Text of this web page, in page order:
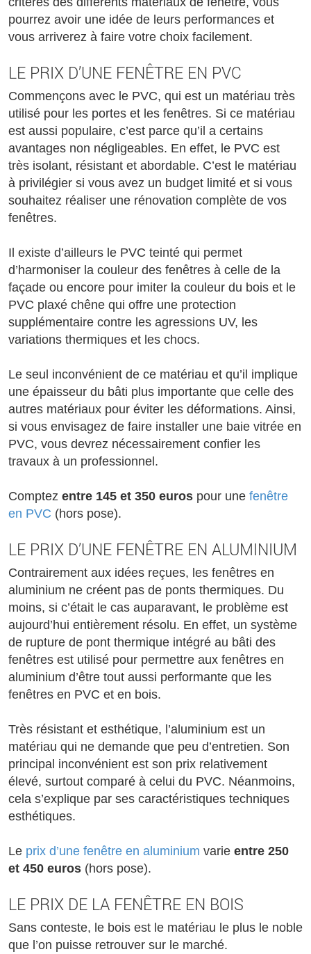
pourrez avoir une idée de leurs performances et
vous arriverez à faire votre choix facilement.
LE PRIX D’UNE FENÊTRE EN PVC
Commençons avec le PVC, qui est un matériau très
utilisé pour les portes et les fenêtres. Si ce matériau
est aussi populaire, c’est parce qu’il a certains
avantages non négligeables. En effet, le PVC est
très isolant, résistant et abordable. C’est le matériau
à privilégier si vous avez un budget limité et si vous
souhaitez réaliser une rénovation complète de vos
fenêtres.
Il existe d’ailleurs le PVC teinté qui permet
d’harmoniser la couleur des fenêtres à celle de la
façade ou encore pour imiter la couleur du bois et le
PVC plaxé chêne qui offre une protection
supplémentaire contre les agressions UV, les
variations thermiques et les chocs.
Le seul inconvénient de ce matériau et qu’il implique
une épaisseur du bâti plus importante que celle des
autres matériaux pour éviter les déformations. Ainsi,
si vous envisagez de faire installer une baie vitrée en
PVC, vous devrez nécessairement confier les
travaux à un professionnel.
Comptez entre 145 et 350 euros pour une fenêtre
en PVC (hors pose).
LE PRIX D’UNE FENÊTRE EN ALUMINIUM
Contrairement aux idées reçues, les fenêtres en
aluminium ne créent pas de ponts thermiques. Du
moins, si c’était le cas auparavant, le problème est
aujourd’hui entièrement résolu. En effet, un système
de rupture de pont thermique intégré au bâti des
fenêtres est utilisé pour permettre aux fenêtres en
aluminium d’être tout aussi performante que les
fenêtres en PVC et en bois.
Très résistant et esthétique, l’aluminium est un
matériau qui ne demande que peu d’entretien. Son
principal inconvénient est son prix relativement
élevé, surtout comparé à celui du PVC. Néanmoins,
cela s’explique par ses caractéristiques techniques
esthétiques.
Le prix d’une fenêtre en aluminium varie entre 250
et 450 euros (hors pose).
LE PRIX DE LA FENÊTRE EN BOIS
Sans conteste, le bois est le matériau le plus le noble
que l’on puisse retrouver sur le marché.